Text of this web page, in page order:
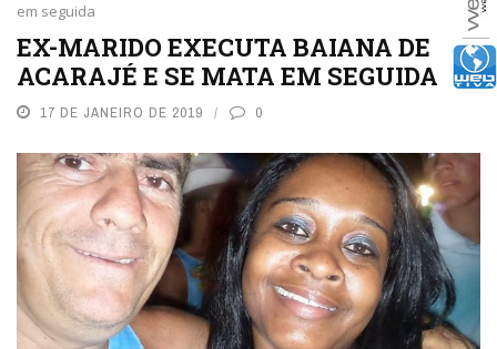
em seguida
EX-MARIDO EXECUTA BAIANA DE
ACARAJÉ E SE MATA EM SEGUIDA
17 DE JANEIRO DE 2019 0